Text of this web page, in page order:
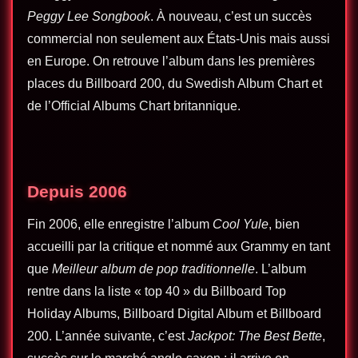
Peggy Lee Songbook. À nouveau, c’est un succès
commercial non seulement aux États-Unis mais aussi
en Europe. On retrouve l’album dans les premières
places du Billboard 200, du Swedish Album Chart et
de l’Official Albums Chart britannique.
Depuis 2006
Fin 2006, elle enregistre l’album Cool Yule, bien
accueilli par la critique et nommé aux Grammy en tant
que Meilleur album de pop traditionnelle. L’album
rentre dans la liste « top 40 » du Billboard Top
Holiday Albums, Billboard Digital Album et Billboard
200. L’année suivante, c’estJackpot: The Best Bette,